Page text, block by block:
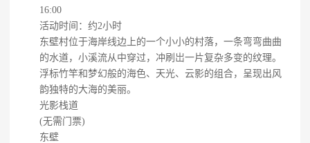
16:00
活动时间：约2小时
东壁村位于海岸线边上的一个小小的村落，一条弯弯曲曲
的水道，小溪流从中穿过，冲刷岀一片复杂多变的纹理。
浮标竹竿和梦幻般的海色、天光、云影的组合，呈现出风
韵独特的大海的美丽。
光影栈道
(无需门票)
东壁